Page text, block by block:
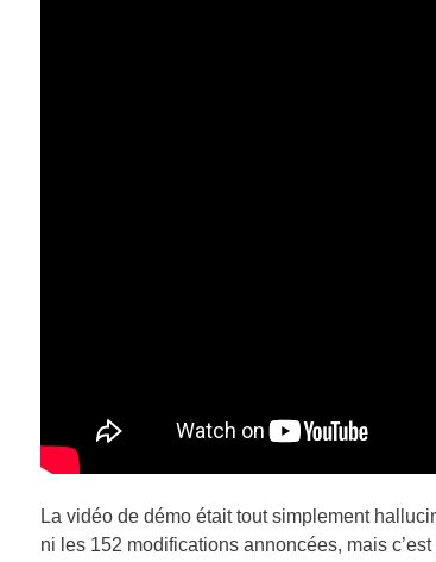
La vidéo de démo était tout simplement
ni les 152 modifications annoncées, mais